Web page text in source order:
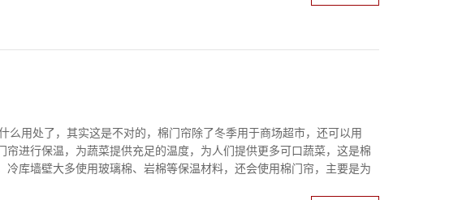
用处了，其实这是不对的，棉门帘除了冬季用于商场超市，还可以用
进行保温，为蔬菜提供充足的温度，为人们提供更多可口蔬菜，这是棉
库墙壁大多使用玻璃棉、岩棉等保温材料，还会使用棉门帘，主要是为